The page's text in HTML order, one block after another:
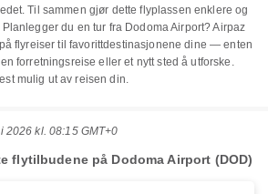
Til sammen gjør dette flyplassen enklere og
du en tur fra Dodoma Airport? Airpaz
flyreiser til favorittdestinasjonene dine — enten
forretningsreise eller et nytt sted å utforske.
mulig ut av reisen din.
2026 kl. 08:15 GMT+0
flytilbudene på Dodoma Airport (DOD)